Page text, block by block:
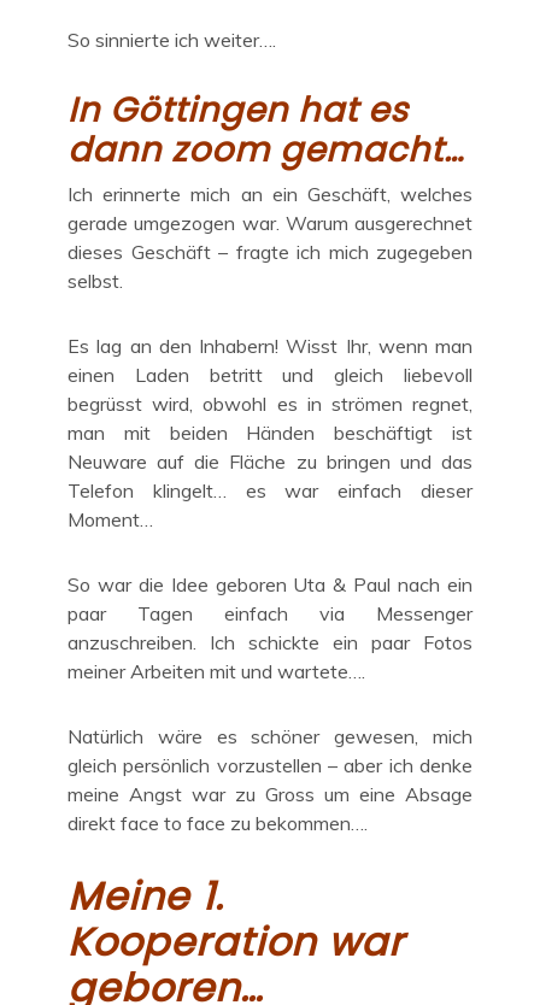
So sinnierte ich weiter….
In Göttingen hat es
dann zoom gemacht…
Ich erinnerte mich an ein Geschäft, welches
gerade umgezogen war. Warum ausgerechnet
dieses Geschäft – fragte ich mich zugegeben
selbst.
Es lag an den Inhabern! Wisst Ihr, wenn man
einen Laden betritt und gleich liebevoll
begrüsst wird, obwohl es in strömen regnet,
man mit beiden Händen beschäftigt ist
Neuware auf die Fläche zu bringen und das
Telefon klingelt… es war einfach dieser
Moment…
So war die Idee geboren Uta & Paul nach ein
paar Tagen einfach via Messenger
anzuschreiben. Ich schickte ein paar Fotos
meiner Arbeiten mit und wartete….
Natürlich wäre es schöner gewesen, mich
gleich persönlich vorzustellen – aber ich denke
meine Angst war zu Gross um eine Absage
direkt face to face zu bekommen….
Meine 1.
Kooperation war
geboren…